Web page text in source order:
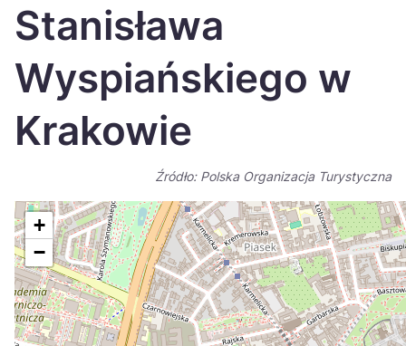
Dansk
Italiano
Nederlands
Suomi
Україна
Zamknij
Stanisława
Wyspiańskiego w
Krakowie
Źródło: Polska Organizacja Turystyczna
+
−